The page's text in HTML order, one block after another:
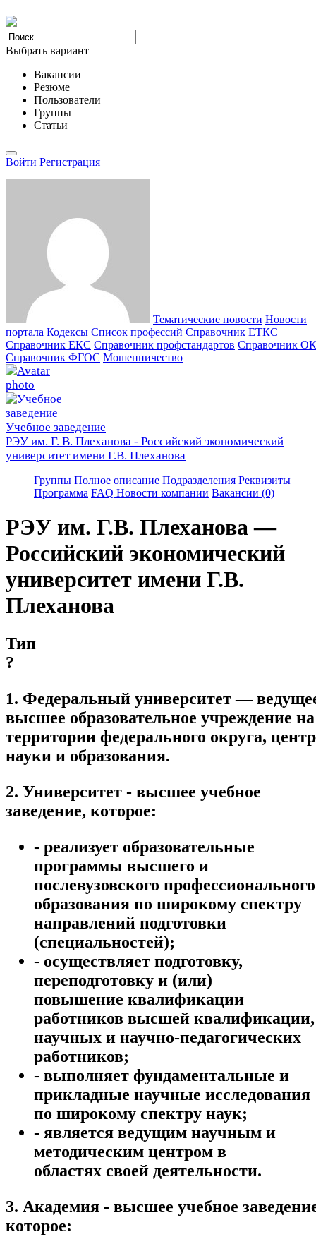
Выбрать вариант
Вакансии
Резюме
Пользователи
Группы
Статьи
Войти Регистрация
Тематические новости Новости
портала Кодексы Cписок профессий Справочник ЕТКС
Справочник ЕКС Справочник профстандартов Справочник
Справочник ФГОС Мошенничество
Учебное заведение
РЭУ им. Г. В. Плеханова - Российский экономический
университет имени Г.В. Плеханова
Группы Полное описание Подразделения Реквизиты
Программа FAQ Новости компании Вакансии (0)
РЭУ им. Г.В. Плеханова —
Российский экономический
университет имени Г.В.
Плеханова
Тип
?
1. Федеральный университет —
высшее образовательное учреждение на
территории федерального округа, центр
науки и образования.
2. Университет - высшее учебное
заведение, которое:
- реализует образовательные
программы высшего и
послевузовского профессионального
образования по широкому спектру
направлений подготовки
(специальностей);
- осуществляет подготовку,
переподготовку и (или)
повышение квалификации
работников высшей квалификации,
научных и научно-педагогических
работников;
- выполняет фундаментальные и
прикладные научные исследования
по широкому спектру наук;
- является ведущим научным и
методическим центром в
областях своей деятельности.
3. Академия - высшее учебное
которое: